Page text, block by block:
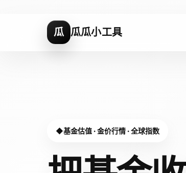
瓜 瓜瓜小工具
基金估值 · 金价行情 · 全球指数